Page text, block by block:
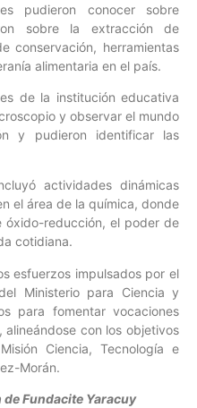
pudieron conocer sobre
sobre la extracción de
conservación, herramientas
alimentaria en el país.
de la institución educativa
y observar el mundo
y pudieron identificar las
actividades dinámicas
el área de la química, donde
óxido-reducción, el poder de
cotidiana.
esfuerzos impulsados por el
Ministerio para Ciencia y
para fomentar vocaciones
con los objetivos
Ciencia, Tecnología e
Morán.
Fundacite Yaracuy